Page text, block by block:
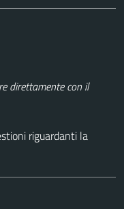
direttamente con il
riguardanti la